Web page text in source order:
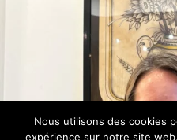
Nous utilisons des cookies
expérience sur notre site